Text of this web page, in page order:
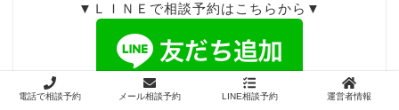
▼ＬＩＮＥで相談予約はこちらから▼
電話で相談予約 メール相談予約 LINE相談予約 運営者情報